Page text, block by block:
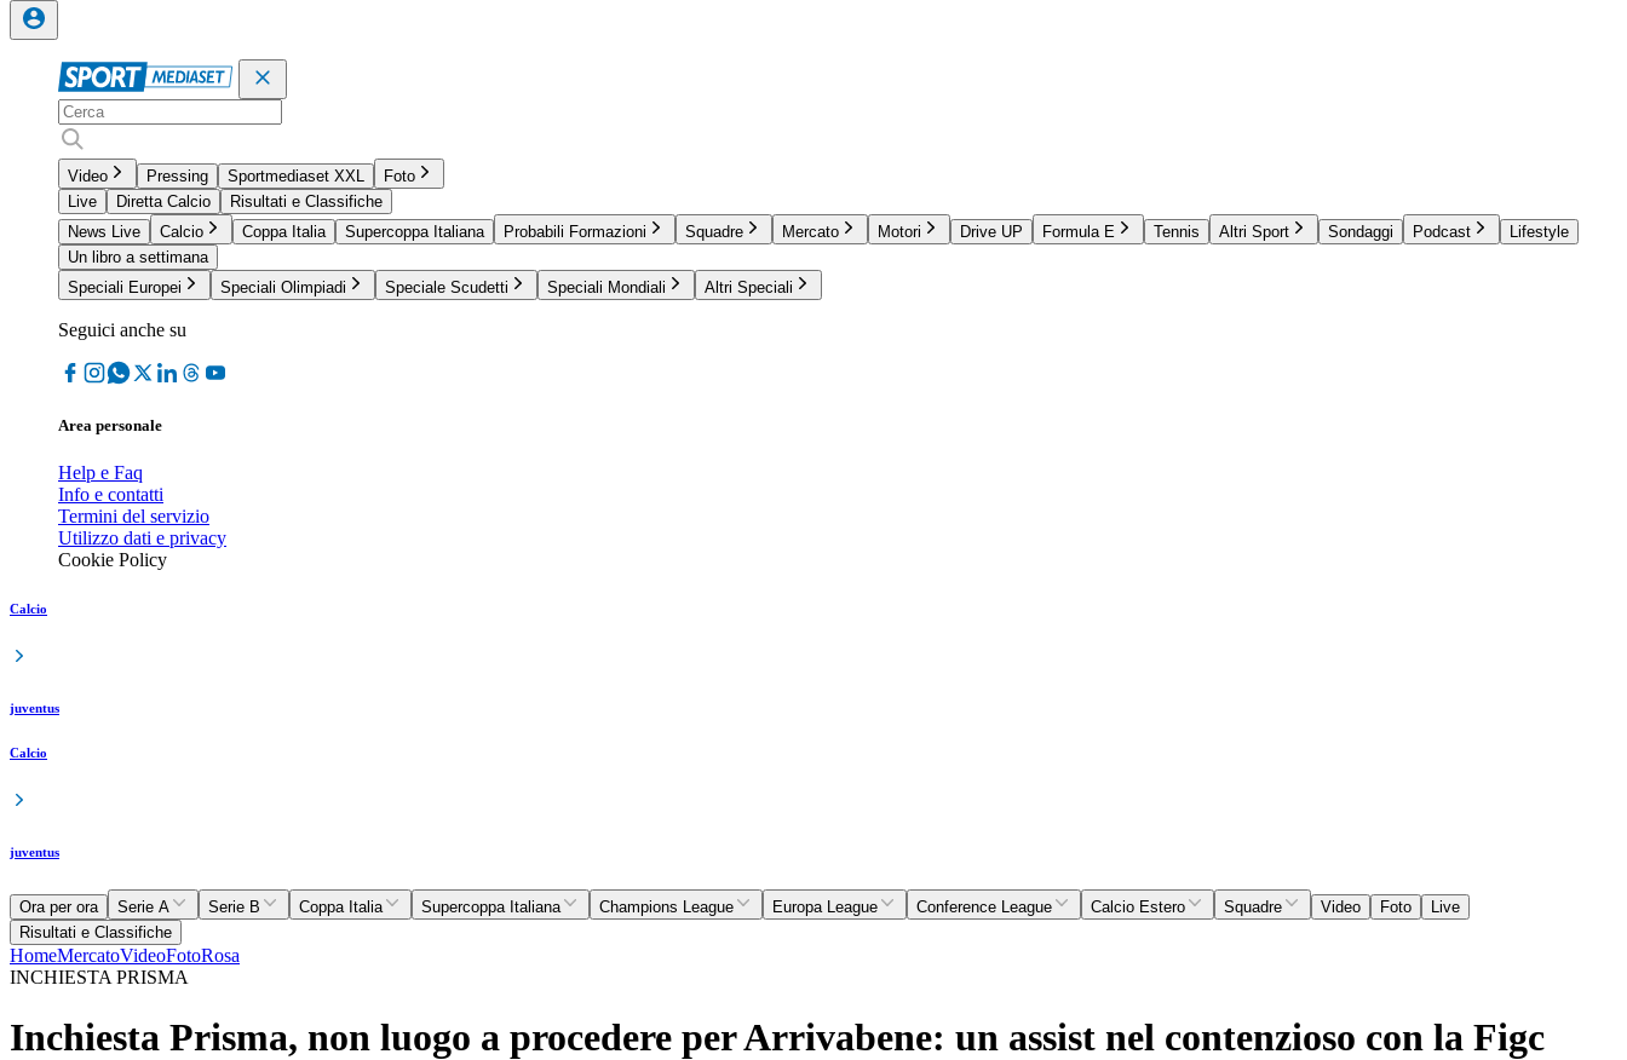
Video Pressing Sportmediaset XXL
Foto
Live
Diretta Calcio
Risultati e Classifiche
News Live
Calcio Coppa Italia Supercoppa Italiana Probabili Formazioni Squadre Mercato Motori Drive UP Formula E Tennis Altri Sport Sondaggi Podcast
Lifestyle
Un libro a settimana
Speciali Europei
Speciali Olimpiadi Speciale Scudetti Speciali Mondiali Altri Speciali
Seguici anche su
Area personale
Help e Faq
Info e contatti
Termini del servizio
Utilizzo dati e privacy
Cookie Policy
Calcio
juventus
Calcio
juventus
Ora per ora Serie A Serie B Coppa Italia Supercoppa Italiana Champions League Europa League Conference League Calcio Estero Squadre Video Foto
Live
Risultati e Classifiche
HomeMercatoVideoFotoRosa
INCHIESTA PRISMA
Inchiesta Prisma, non luogo a procedere per Arrivabene: un assist nel contenzioso con la Figc